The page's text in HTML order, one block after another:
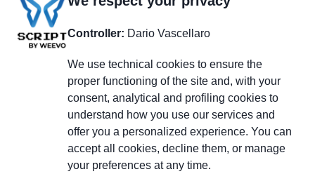
Pagina Facebook
X.com
Il Giornale delle PMI.
Testata giornalistica
Disclaimer Privacy PolicyCookie
Controller: Dario Vascellaro
We use technical cookies to ensure the
proper functioning of the site and, with your
consent, analytical and profiling cookies to
understand how you use our services and
offer you a personalized experience. You can
accept all cookies, decline them, or manage
your preferences at any time.